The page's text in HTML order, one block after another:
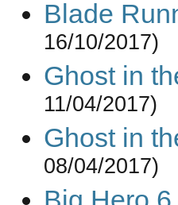
Blade
16/10/2017)
Ghost in
11/04/2017)
Ghost in
08/04/2017)